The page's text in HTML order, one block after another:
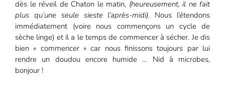
dès le réveil de Chaton le matin, (heureusement, il ne fait
plus qu’une seule sieste l’après-midi). Nous l’étendons
immédiatement (voire nous commençons un cycle de
sèche linge) et il a le temps de commencer à sécher. Je dis
bien « commencer » car nous finissons toujours par lui
rendre un doudou encore humide … Nid à microbes,
bonjour !